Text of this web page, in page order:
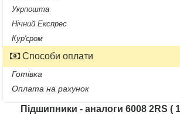
Укрпошта
Нічний Експрес
Кур'єром
Способи оплати
Готівка
Оплата на рахунок
Підшипники - аналоги 6008 2RS (